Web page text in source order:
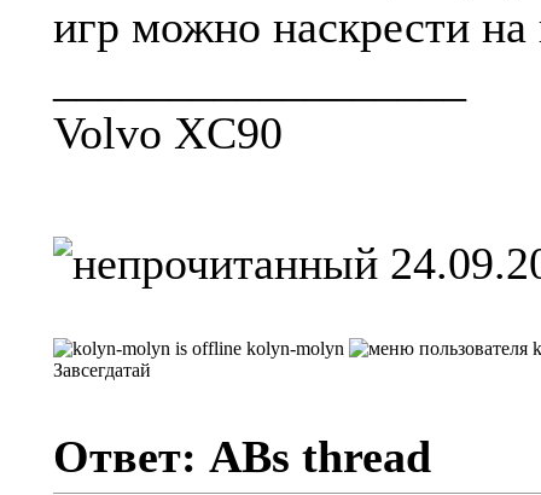
игр можно наскрести
Volvo XC90
kolyn-molyn
Завсегдатай
Ответ: ABs thread